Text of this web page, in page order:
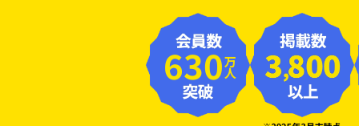
630万人